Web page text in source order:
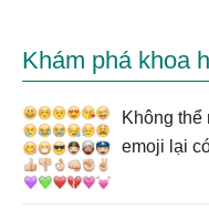
Khám phá khoa
Không
emoji lại